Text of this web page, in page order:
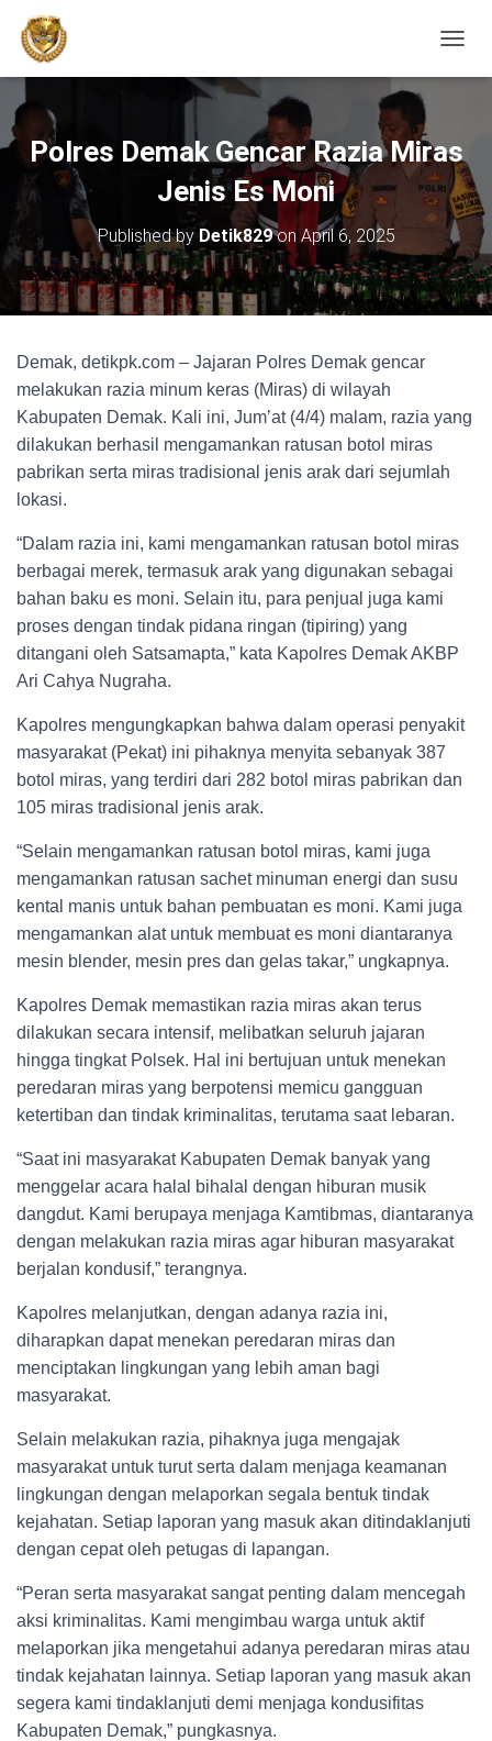
Polres Demak Gencar Razia Miras
Jenis Es Moni
Published byDetik829on April 6, 2025
Demak, detikpk.com – Jajaran Polres Demak gencar
melakukan razia minum keras (Miras) di wilayah
Kabupaten Demak. Kali ini, Jum’at (4/4) malam, razia yang
dilakukan berhasil mengamankan ratusan botol miras
pabrikan serta miras tradisional jenis arak dari sejumlah
lokasi.
“Dalam razia ini, kami mengamankan ratusan botol miras
berbagai merek, termasuk arak yang digunakan sebagai
bahan baku es moni. Selain itu, para penjual juga kami
proses dengan tindak pidana ringan (tipiring) yang
ditangani oleh Satsamapta,” kata Kapolres Demak AKBP
Ari Cahya Nugraha.
Kapolres mengungkapkan bahwa dalam operasi penyakit
masyarakat (Pekat) ini pihaknya menyita sebanyak 387
botol miras, yang terdiri dari 282 botol miras pabrikan dan
105 miras tradisional jenis arak.
“Selain mengamankan ratusan botol miras, kami juga
mengamankan ratusan sachet minuman energi dan susu
kental manis untuk bahan pembuatan es moni. Kami juga
mengamankan alat untuk membuat es moni diantaranya
mesin blender, mesin pres dan gelas takar,” ungkapnya.
Kapolres Demak memastikan razia miras akan terus
dilakukan secara intensif, melibatkan seluruh jajaran
hingga tingkat Polsek. Hal ini bertujuan untuk menekan
peredaran miras yang berpotensi memicu gangguan
ketertiban dan tindak kriminalitas, terutama saat lebaran.
“Saat ini masyarakat Kabupaten Demak banyak yang
menggelar acara halal bihalal dengan hiburan musik
dangdut. Kami berupaya menjaga Kamtibmas, diantaranya
dengan melakukan razia miras agar hiburan masyarakat
berjalan kondusif,” terangnya.
Kapolres melanjutkan, dengan adanya razia ini,
diharapkan dapat menekan peredaran miras dan
menciptakan lingkungan yang lebih aman bagi
masyarakat.
Selain melakukan razia, pihaknya juga mengajak
masyarakat untuk turut serta dalam menjaga keamanan
lingkungan dengan melaporkan segala bentuk tindak
kejahatan. Setiap laporan yang masuk akan ditindaklanjuti
dengan cepat oleh petugas di lapangan.
“Peran serta masyarakat sangat penting dalam mencegah
aksi kriminalitas. Kami mengimbau warga untuk aktif
melaporkan jika mengetahui adanya peredaran miras atau
tindak kejahatan lainnya. Setiap laporan yang masuk akan
segera kami tindaklanjuti demi menjaga kondusifitas
Kabupaten Demak,” pungkasnya.